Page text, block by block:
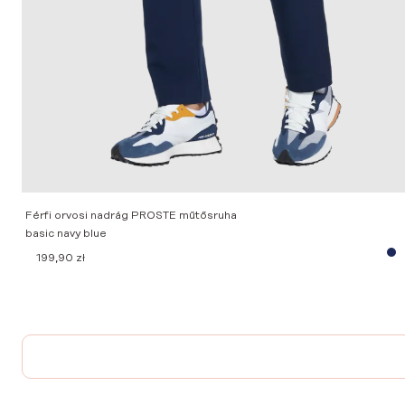
Férfi orvosi nadrág PROSTE műtősruha
basic navy blue
199,90 zł